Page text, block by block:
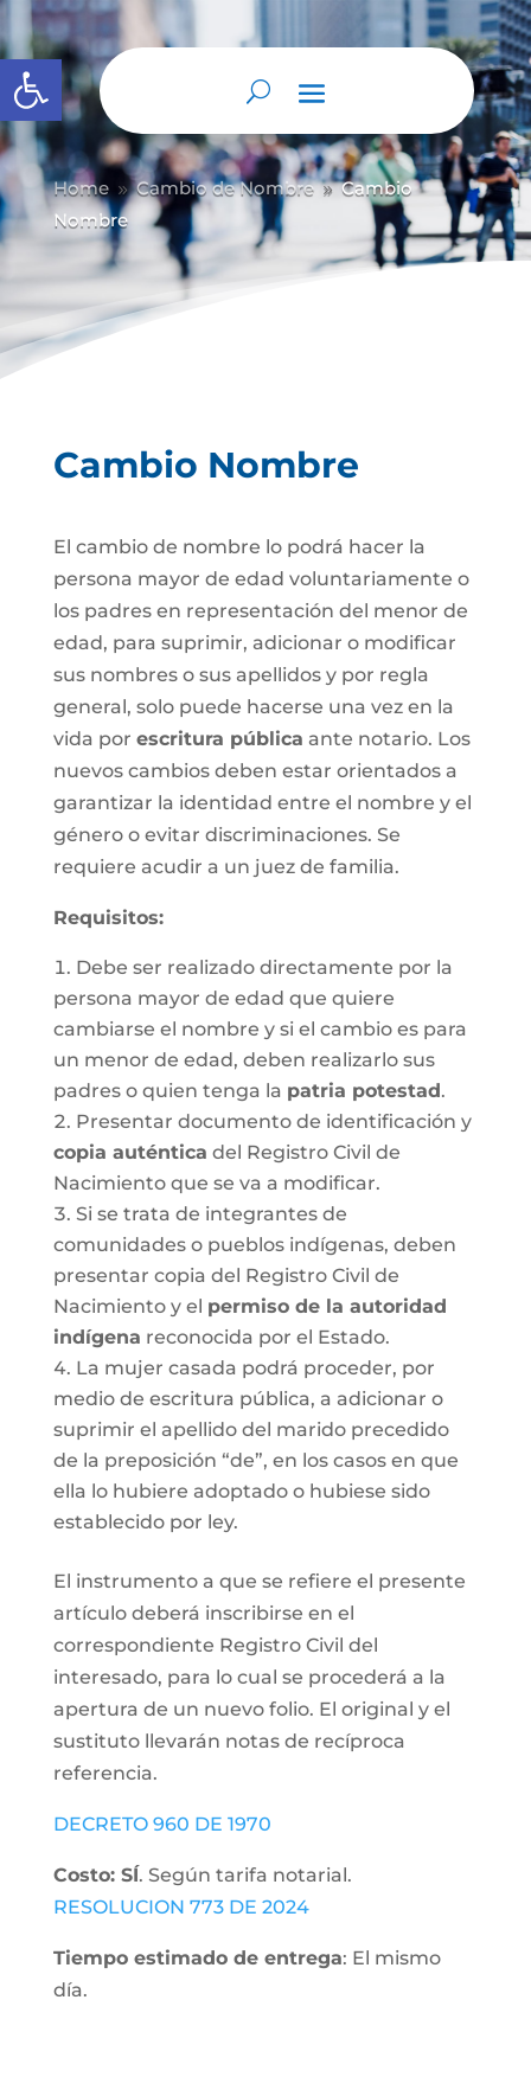
Abrir barra de herramientas
Home 9 Cambio de Nombre 9 Cambio
Nombre
Cambio Nombre
El cambio de nombre lo podrá hacer la
persona mayor de edad voluntariamente o
los padres en representación del menor de
edad, para suprimir, adicionar o modificar
sus nombres o sus apellidos y por regla
general, solo puede hacerse una vez en la
vida por escritura pública ante notario. Los
nuevos cambios deben estar orientados a
garantizar la identidad entre el nombre y el
género o evitar discriminaciones. Se
requiere acudir a un juez de familia.
Requisitos:
Debe ser realizado directamente por la
persona mayor de edad que quiere
cambiarse el nombre y si el cambio es para
un menor de edad, deben realizarlo sus
padres o quien tenga la patria potestad.
Presentar documento de identificación y
copia auténtica del Registro Civil de
Nacimiento que se va a modificar.
Si se trata de integrantes de
comunidades o pueblos indígenas, deben
presentar copia del Registro Civil de
Nacimiento y el permiso de la autoridad
indígena reconocida por el Estado.
La mujer casada podrá proceder, por
medio de escritura pública, a adicionar o
suprimir el apellido del marido precedido
de la preposición “de”, en los casos en que
ella lo hubiere adoptado o hubiese sido
establecido por ley.
El instrumento a que se refiere el presente
artículo deberá inscribirse en el
correspondiente Registro Civil del
interesado, para lo cual se procederá a la
apertura de un nuevo folio. El original y el
sustituto llevarán notas de recíproca
referencia.
DECRETO 960 DE 1970
Costo: SÍ. Según tarifa notarial.
RESOLUCION 773 DE 2024
Tiempo estimado de entrega: El mismo
día.